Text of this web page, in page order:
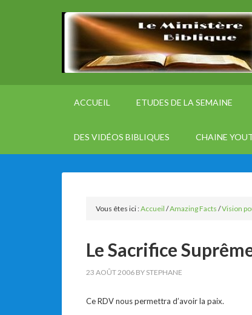
ACCUEIL ETUDES DE LA SEMAINE
DES VIDÉOS BIBLIQUES CHAINE
Vous êtes ici :Accueil /Amazing Facts /Vision
Le Sacrifice
23 AOÛT 2006 BY STEPHANE
Ce RDV nous permettra d’avoir la paix.